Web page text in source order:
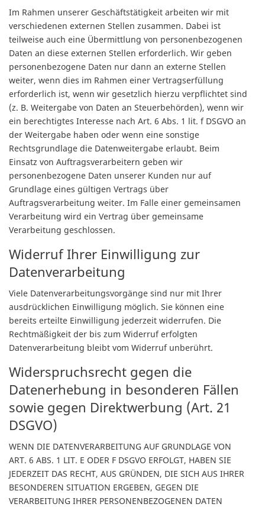
Im Rahmen unserer Geschäftstätigkeit arbeiten wir mit
verschiedenen externen Stellen zusammen. Dabei ist
teilweise auch eine Übermittlung von personenbezogenen
Daten an diese externen Stellen erforderlich. Wir geben
personenbezogene Daten nur dann an externe Stellen
weiter, wenn dies im Rahmen einer Vertragserfüllung
erforderlich ist, wenn wir gesetzlich hierzu verpflichtet sind
(z. B. Weitergabe von Daten an Steuerbehörden), wenn wir
ein berechtigtes Interesse nach Art. 6 Abs. 1 lit. f DSGVO an
der Weitergabe haben oder wenn eine sonstige
Rechtsgrundlage die Datenweitergabe erlaubt. Beim
Einsatz von Auftragsverarbeitern geben wir
personenbezogene Daten unserer Kunden nur auf
Grundlage eines gültigen Vertrags über
Auftragsverarbeitung weiter. Im Falle einer gemeinsamen
Verarbeitung wird ein Vertrag über gemeinsame
Verarbeitung geschlossen.
Widerruf Ihrer Einwilligung zur
Datenverarbeitung
Viele Datenverarbeitungsvorgänge sind nur mit Ihrer
ausdrücklichen Einwilligung möglich. Sie können eine
bereits erteilte Einwilligung jederzeit widerrufen. Die
Rechtmäßigkeit der bis zum Widerruf erfolgten
Datenverarbeitung bleibt vom Widerruf unberührt.
Widerspruchsrecht gegen die
Datenerhebung in besonderen Fällen
sowie gegen Direktwerbung (Art. 21
DSGVO)
WENN DIE DATENVERARBEITUNG AUF GRUNDLAGE VON
ART. 6 ABS. 1 LIT. E ODER F DSGVO ERFOLGT, HABEN SIE
JEDERZEIT DAS RECHT, AUS GRÜNDEN, DIE SICH AUS IHRER
BESONDEREN SITUATION ERGEBEN, GEGEN DIE
VERARBEITUNG IHRER PERSONENBEZOGENEN DATEN